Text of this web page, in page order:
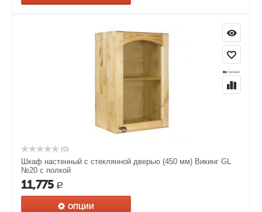
(0)
Шкаф настенный с стеклянной дверью (450 мм) Викинг GL
№20 с полкой
11,775 Р
ОПЦИИ